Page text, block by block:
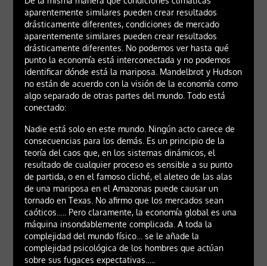
aparentemente similares pueden crear resultados
drásticamente diferentes, condiciones de mercado
aparentemente similares pueden crear resultados
drásticamente diferentes. No podemos ver hasta qué
punto la economía está interconectada y no podemos
identificar dónde está la mariposa. Mandelbrot y Hudson
no están de acuerdo con la visión de la economía como
algo separado de otras partes del mundo. Todo está
conectado:
Nadie está solo en este mundo. Ningún acto carece de
consecuencias para los demás. Es un principio de la
teoría del caos que, en los sistemas dinámicos, el
resultado de cualquier proceso es sensible a su punto
de partida, o en el famoso cliché, el aleteo de las alas
de una mariposa en el Amazonas puede causar un
tornado en Texas. No afirmo que los mercados sean
caóticos….. Pero claramente, la economía global es una
máquina insondablemente complicada. A toda la
complejidad del mundo físico… se le añade la
complejidad psicológica de los hombres que actúan
sobre sus fugaces expectativas…..